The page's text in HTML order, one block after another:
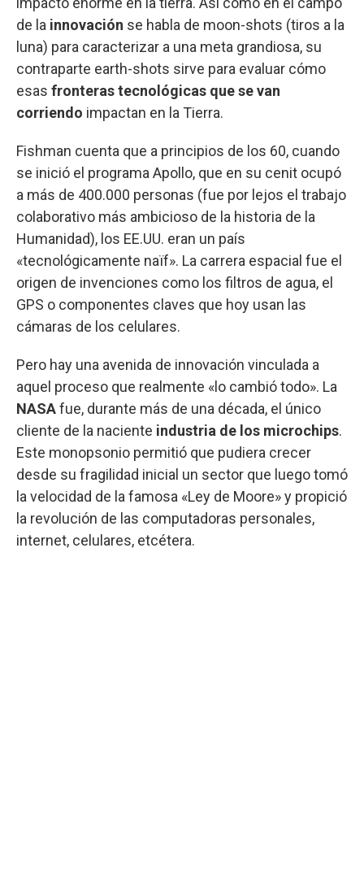
de la innovación se habla de moon-shots (tiros a la
luna) para caracterizar a una meta grandiosa, su
contraparte earth-shots sirve para evaluar cómo
esas fronteras tecnológicas que se van
corriendo impactan en la Tierra.
Fishman cuenta que a principios de los 60, cuando
se inició el programa Apollo, que en su cenit ocupó
a más de 400.000 personas (fue por lejos el trabajo
colaborativo más ambicioso de la historia de la
Humanidad), los EE.UU. eran un país
«tecnológicamente naïf». La carrera espacial fue el
origen de invenciones como los filtros de agua, el
GPS o componentes claves que hoy usan las
cámaras de los celulares.
Pero hay una avenida de innovación vinculada a
aquel proceso que realmente «lo cambió todo». La
NASAfue, durante más de una década, el único
cliente de la naciente industria de los microchips.
Este monopsonio permitió que pudiera crecer
desde su fragilidad inicial un sector que luego tomó
la velocidad de la famosa «Ley de Moore» y propició
la revolución de las computadoras personales,
internet, celulares, etcétera.